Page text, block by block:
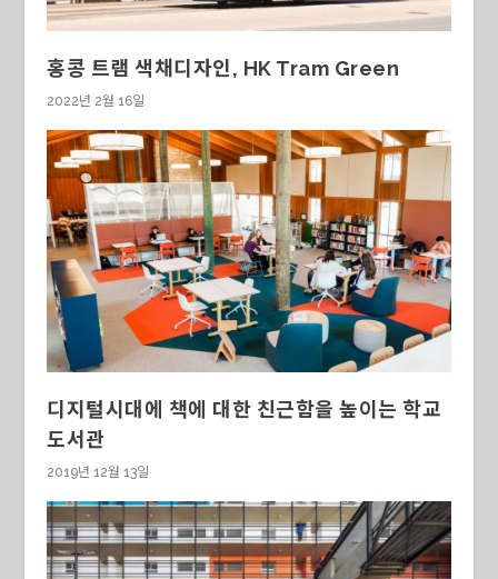
홍콩 트램 색채디자인, HK Tram Green
2022년 2월 16일
디지털시대에 책에 대한 친근함을 높이는 학교
도서관
2019년 12월 13일